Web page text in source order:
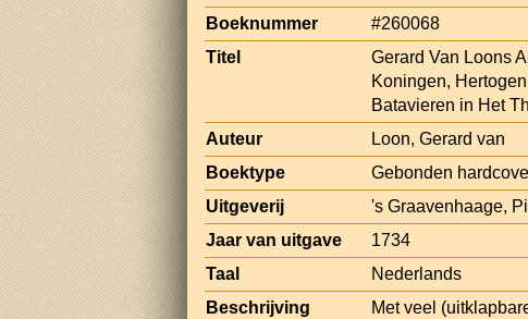
Boeknummer
#260068
Titel
Gerard Van Loons
Koningen,
Batavieren in Het
Auteur
Loon, Gerard van
Boektype
Gebonden
Uitgeverij
's Graavenhaage,
Jaar van uitgave
1734
Taal
Nederlands
Beschrijving
Met veel